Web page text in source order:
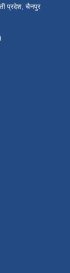
प्रदेश, चैनपुर